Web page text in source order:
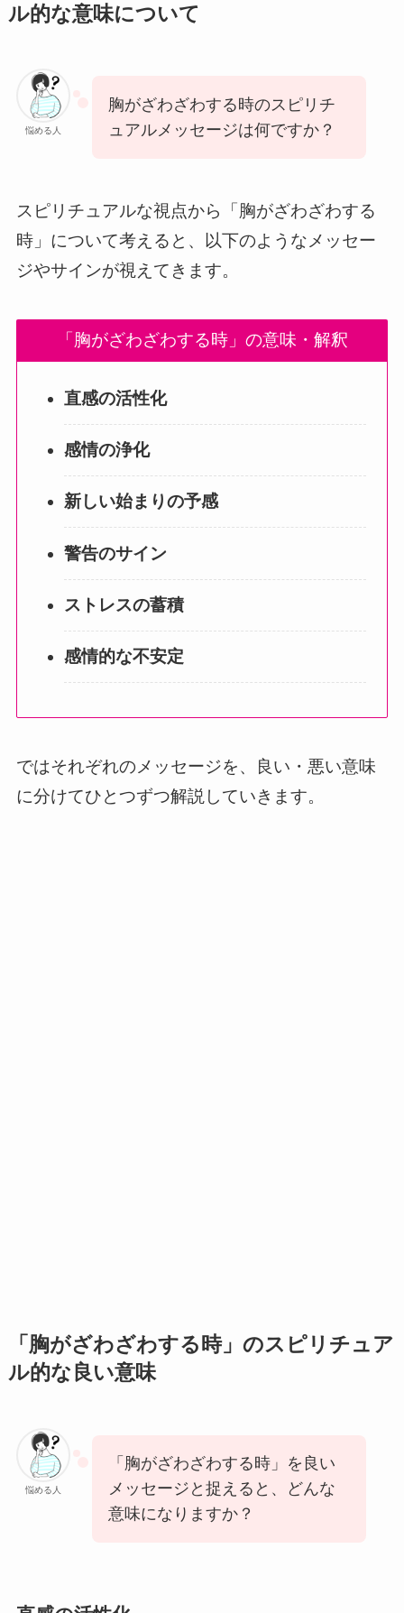
ル的な意味について
悩める人
胸がざわざわする時のスピリチ
ュアルメッセージは何ですか？
スピリチュアルな視点から「胸がざわざわする
時」について考えると、以下のようなメッセー
ジやサインが視えてきます。
「胸がざわざわする時」の意味・解釈
直感の活性化
感情の浄化
新しい始まりの予感
警告のサイン
ストレスの蓄積
感情的な不安定
ではそれぞれのメッセージを、良い・悪い意味
に分けてひとつずつ解説していきます。
「胸がざわざわする時」のスピリチュア
ル的な良い意味
悩める人
「胸がざわざわする時」を良い
メッセージと捉えると、どんな
意味になりますか？